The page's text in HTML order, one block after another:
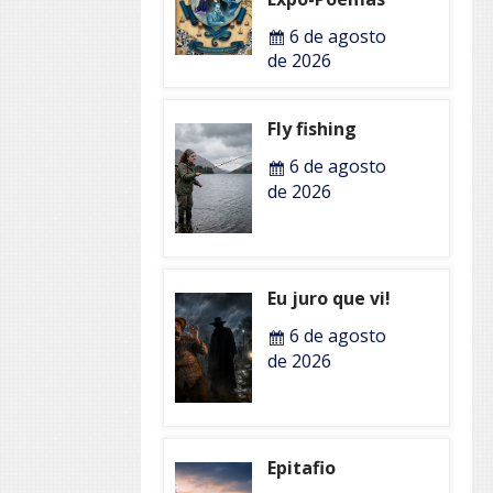
6 de agosto
de 2026
Fly fishing
6 de agosto
de 2026
Eu juro que vi!
6 de agosto
de 2026
Epitafio